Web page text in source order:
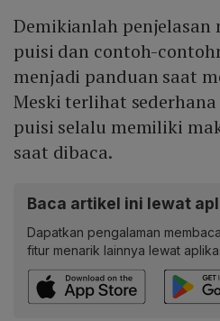
Demikianlah penjelasan
puisi dan contoh-
menjadi panduan saat
Meski terlihat
puisi selalu memiliki
saat dibaca.
Baca artikel ini lewat
Dapatkan pengalaman
fitur menarik lainnya lewat